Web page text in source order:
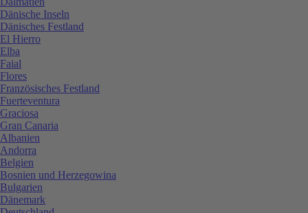
Dänische Inseln
Dänisches Festland
El Hierro
Elba
Faial
Flores
Französisches Festland
Fuerteventura
Graciosa
Gran Canaria
Albanien
Andorra
Belgien
Bosnien und Herzegowina
Bulgarien
Dänemark